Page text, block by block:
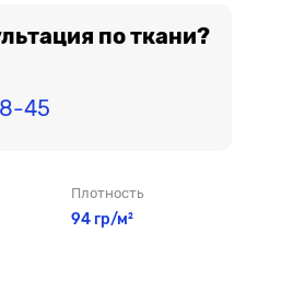
по ткани?
45
Плотность
94 гр/м²